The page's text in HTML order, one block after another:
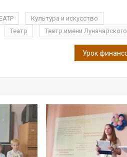
Культура и искусство
Театр Театр имени Луначарского